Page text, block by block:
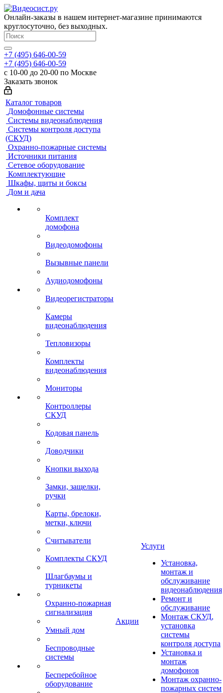
Онлайн-заказы в нашем интернет-магазине принимаются
круглосуточно, без выходных.
+7 (495) 646-00-59
+7 (495) 646-00-59
с 10-00 до 20-00 по Москве
Заказать звонок
Каталог товаров
Домофонные системы
Системы видеонаблюдения
Системы контроля доступа
(СКУД)
Охранно-пожарные системы
Источники питания
Сетевое оборудование
Комплектующие
Шкафы, щиты и боксы
Дом и дача
Комплект
домофона
Видеодомофоны
Вызывные панели
Аудиодомофоны
Видеорегистраторы
Камеры
видеонаблюдения
Тепловизоры
Комплекты
видеонаблюдения
Мониторы
Контроллеры
СКУД
Кодовая панель
Доводчики
Кнопки выхода
Замки, защелки,
ручки
Карты, брелоки,
метки, ключи
Считыватели
Комплекты СКУД
Шлагбаумы и
турникеты
Охранно-пожарная
сигнализация
Умный дом
Беспроводные
системы
Бесперебойное
оборудование
Акции
Услуги
Установка,
монтаж и
обслуживание
видеонаблюдения
Ремонт и
обслуживание
Монтаж СКУД,
установка
системы
контроля доступа
Установка и
монтаж
домофонов
Монтаж охранно-
пожарных систем